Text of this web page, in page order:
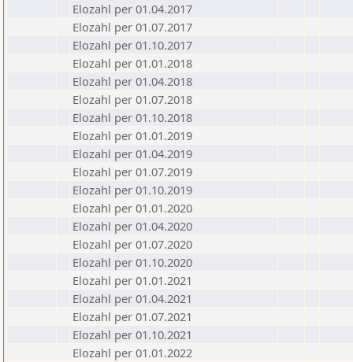
Elozahl per 01.04.2017
Elozahl per 01.07.2017
Elozahl per 01.10.2017
Elozahl per 01.01.2018
Elozahl per 01.04.2018
Elozahl per 01.07.2018
Elozahl per 01.10.2018
Elozahl per 01.01.2019
Elozahl per 01.04.2019
Elozahl per 01.07.2019
Elozahl per 01.10.2019
Elozahl per 01.01.2020
Elozahl per 01.04.2020
Elozahl per 01.07.2020
Elozahl per 01.10.2020
Elozahl per 01.01.2021
Elozahl per 01.04.2021
Elozahl per 01.07.2021
Elozahl per 01.10.2021
Elozahl per 01.01.2022